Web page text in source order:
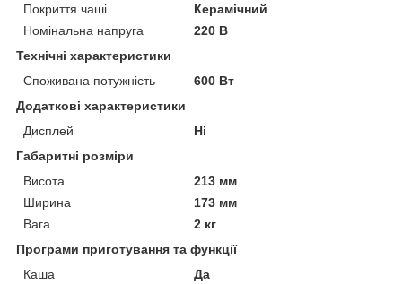
Покриття чаші
Керамічний
Номінальна напруга
220 В
Технічні характеристики
Споживана потужність
600 Вт
Додаткові характеристики
Дисплей
Ні
Габаритні розміри
Висота
213 мм
Ширина
173 мм
Вага
2 кг
Програми приготування та функції
Каша
Да